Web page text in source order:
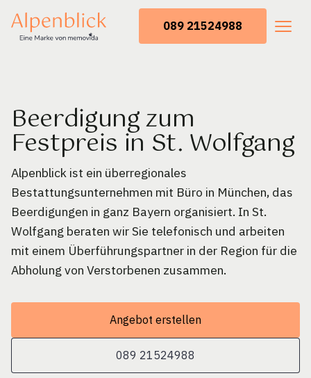
089 21524988
Beerdigung zum
Festpreis in St. Wolfgang
Alpenblick ist ein überregionales
Bestattungsunternehmen mit Büro in München, das
Beerdigungen in ganz Bayern organisiert. In St.
Wolfgang beraten wir Sie telefonisch und arbeiten
mit einem Überführungspartner in der Region für die
Abholung von Verstorbenen zusammen.
Angebot erstellen
089 21524988